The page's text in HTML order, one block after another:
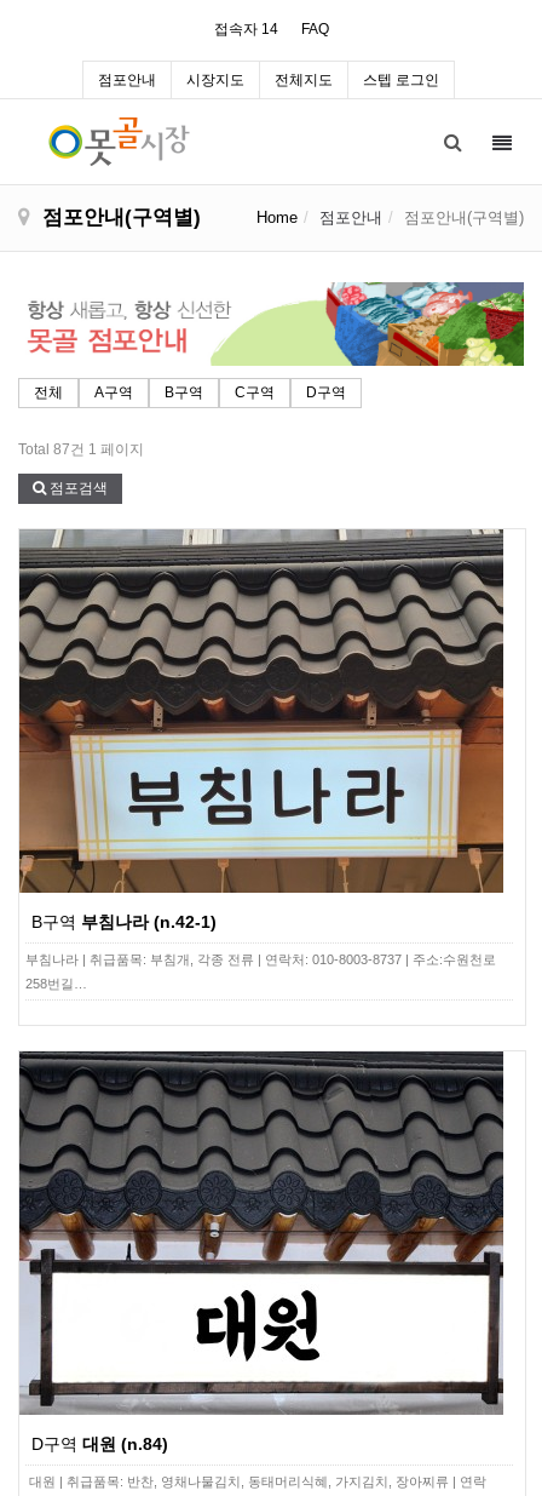
접속자 14 FAQ
점포안내 시장지도 전체지도 스텝 로그인
점포안내(구역별) Home 점포안내 점포안내(구역별)
전체 A구역 B구역 C구역 D구역
Total 87건 1 페이지
점포검색
B구역 부침나라 (n.42-1)
부침나라 | 취급품목: 부침개, 각종 전류 | 연락처: 010-8003-8737 | 주소:수원천로
258번길…
D구역 대원 (n.84)
대원 | 취급품목: 반찬, 영채나물김치, 동태머리식혜, 가지김치, 장아찌류 | 연락